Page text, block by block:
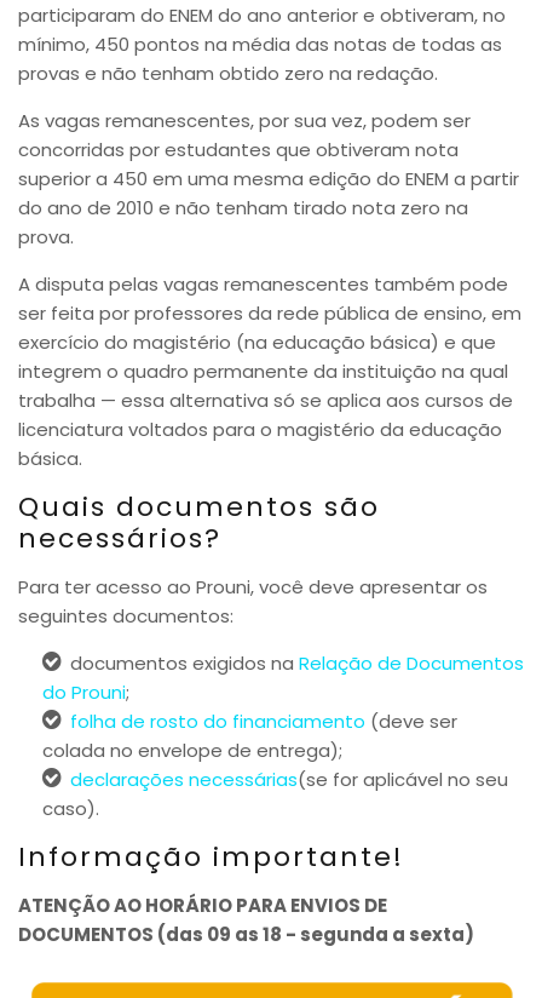
participaram do ENEM do ano anterior e obtiveram, no
mínimo, 450 pontos na média das notas de todas as
provas e não tenham obtido zero na redação.
As vagas remanescentes, por sua vez, podem ser
concorridas por estudantes que obtiveram nota
superior a 450 em uma mesma edição do ENEM a partir
do ano de 2010 e não tenham tirado nota zero na
prova.
A disputa pelas vagas remanescentes também pode
ser feita por professores da rede pública de ensino, em
exercício do magistério (na educação básica) e que
integrem o quadro permanente da instituição na qual
trabalha — essa alternativa só se aplica aos cursos de
licenciatura voltados para o magistério da educação
básica.
Quais documentos são
necessários?
Para ter acesso ao Prouni, você deve apresentar os
seguintes documentos:
documentos exigidos na Relação de Documentos
do Prouni;
folha de rosto do financiamento (deve ser
colada no envelope de entrega);
declarações necessárias(se for aplicável no seu
caso).
Informação importante!
ATENÇÃO AO HORÁRIO PARA ENVIOS DE
DOCUMENTOS (das 09 as 18 - segunda a sexta)